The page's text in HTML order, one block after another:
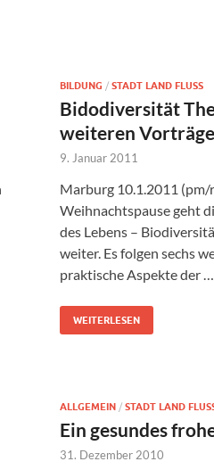
BILDUNG / STADT LAND FLUSS
Bidodiversität
weiteren
9. Januar 2011
Marburg 10.1.2011 (pm/
Weihnachtspause geht
des Lebens –
weiter. Es folgen sechs
praktische Aspekte der …
WEITERLESEN
ALLGEMEIN / STADT LAND FLUSS
Ein gesundes
31. Dezember 2010